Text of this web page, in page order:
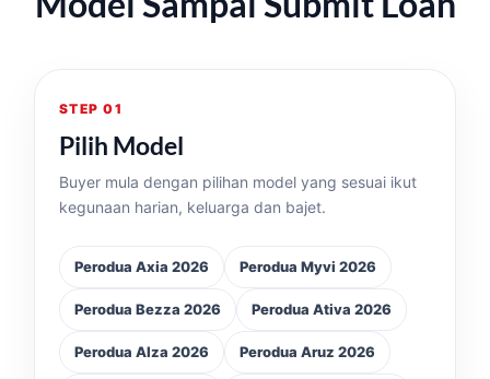
STEP 01
Pilih Model
Buyer mula dengan pilihan model yang sesuai ikut
kegunaan harian, keluarga dan bajet.
Perodua Axia 2026 Perodua Myvi 2026
Perodua Bezza 2026 Perodua Ativa 2026
Perodua Alza 2026 Perodua Aruz 2026